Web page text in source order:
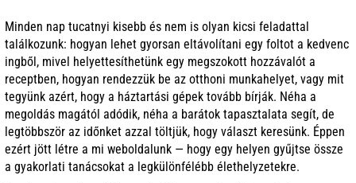
Minden nap tucatnyi kisebb és nem is olyan kicsi feladattal
találkozunk: hogyan lehet gyorsan eltávolítani egy foltot a kedvenc
ingből, mivel helyettesíthetünk egy megszokott hozzávalót a
receptben, hogyan rendezzük be az otthoni munkahelyet, vagy mit
tegyünk azért, hogy a háztartási gépek tovább bírják. Néha a
megoldás magától adódik, néha a barátok tapasztalata segít, de
legtöbbször az időnket azzal töltjük, hogy választ keresünk. Éppen
ezért jött létre a mi weboldalunk — hogy egy helyen gyűjtse össze
a gyakorlati tanácsokat a legkülönfélébb élethelyzetekre.